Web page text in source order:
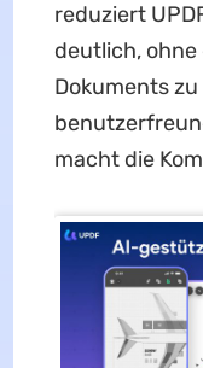
reduziert
deutlich,
Dokuments
macht die